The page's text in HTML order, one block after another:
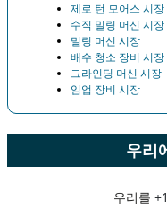
제로 턴 모어스 시장
수직 밀링 머신 시장
밀링 머신 시장
배수 청소 장비 시장
그라인딩 머신 시장
임업 장비 시장
우리
우리를